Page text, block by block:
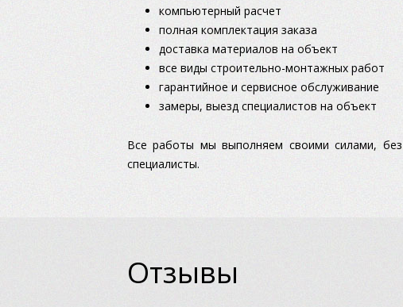
компьютерный расчет
полная комплектация заказа
доставка материалов на объект
все виды строительно-монтажных работ
гарантийное и сервисное обслуживание
замеры, выезд специалистов на объект
Все работы мы выполняем своими силами,
специалисты.
Отзывы